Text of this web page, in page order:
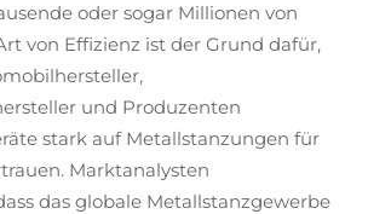
oder sogar Millionen von
von Effizienz ist der Grund dafür,
und Produzenten
stark auf Metallstanzungen für
Marktanalysten
das globale Metallstanzgewerbe